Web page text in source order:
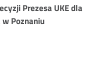
Prezesa UKE dla
w Poznaniu